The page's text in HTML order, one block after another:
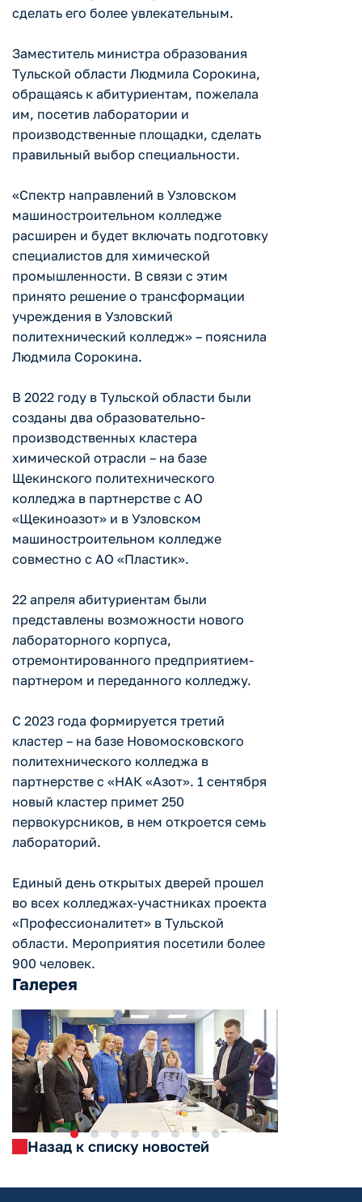
сделать его более увлекательным.
Заместитель министра образования
Тульской области Людмила Сорокина,
обращаясь к абитуриентам, пожелала
им, посетив лаборатории и
производственные площадки, сделать
правильный выбор специальности.
«Спектр направлений в Узловском
машиностроительном колледже
расширен и будет включать подготовку
специалистов для химической
промышленности. В связи с этим
принято решение о трансформации
учреждения в Узловский
политехнический колледж» – пояснила
Людмила Сорокина.
В 2022 году в Тульской области были
созданы два образовательно-
производственных кластера
химической отрасли – на базе
Щекинского политехнического
колледжа в партнерстве с АО
«Щекиноазот» и в Узловском
машиностроительном колледже
совместно с АО «Пластик».
22 апреля абитуриентам были
представлены возможности нового
лабораторного корпуса,
отремонтированного предприятием-
партнером и переданного колледжу.
С 2023 года формируется третий
кластер – на базе Новомосковского
политехнического колледжа в
партнерстве с «НАК «Азот». 1 сентября
новый кластер примет 250
первокурсников, в нем откроется семь
лабораторий.
Единый день открытых дверей прошел
во всех колледжах-участниках проекта
«Профессионалитет» в Тульской
области. Мероприятия посетили более
900 человек.
Галерея
Назад к списку новостей